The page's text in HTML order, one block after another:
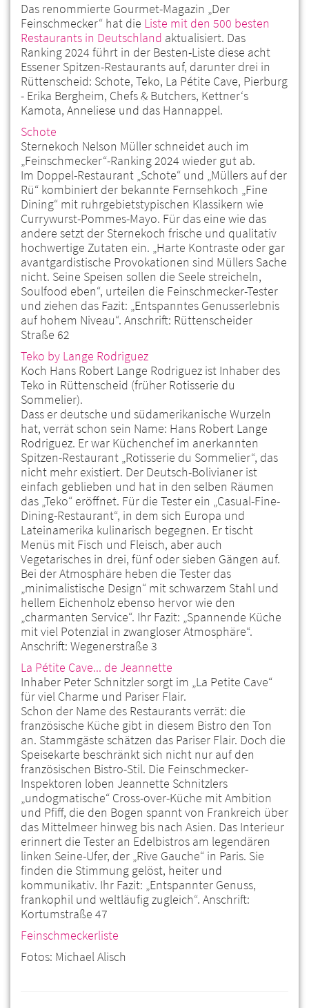
Das renommierte Gourmet-Magazin „Der
Feinschmecker“ hat die Liste mit den 500 besten
Restaurants in Deutschland aktualisiert. Das
Ranking 2024 führt in der Besten-Liste diese acht
Essener Spitzen-Restaurants auf, darunter drei in
Rüttenscheid: Schote, Teko, La Pétite Cave, Pierburg
- Erika Bergheim, Chefs & Butchers, Kettner‘s
Kamota, Anneliese und das Hannappel.
Schote
Sternekoch Nelson Müller schneidet auch im
„Feinschmecker“-Ranking 2024 wieder gut ab.
Im Doppel-Restaurant „Schote“ und „Müllers auf der
Rü“ kombiniert der bekannte Fernsehkoch „Fine
Dining“ mit ruhrgebietstypischen Klassikern wie
Currywurst-Pommes-Mayo. Für das eine wie das
andere setzt der Sternekoch frische und qualitativ
hochwertige Zutaten ein. „Harte Kontraste oder gar
avantgardistische Provokationen sind Müllers Sache
nicht. Seine Speisen sollen die Seele streicheln,
Soulfood eben“, urteilen die Feinschmecker-Tester
und ziehen das Fazit: „Entspanntes Genusserlebnis
auf hohem Niveau“. Anschrift: Rüttenscheider
Straße 62
Teko by Lange Rodriguez
Koch Hans Robert Lange Rodriguez ist Inhaber des
Teko in Rüttenscheid (früher Rotisserie du
Sommelier).
Dass er deutsche und südamerikanische Wurzeln
hat, verrät schon sein Name: Hans Robert Lange
Rodriguez. Er war Küchenchef im anerkannten
Spitzen-Restaurant „Rotisserie du Sommelier“, das
nicht mehr existiert. Der Deutsch-Bolivianer ist
einfach geblieben und hat in den selben Räumen
das „Teko“ eröffnet. Für die Tester ein „Casual-Fine-
Dining-Restaurant“, in dem sich Europa und
Lateinamerika kulinarisch begegnen. Er tischt
Menüs mit Fisch und Fleisch, aber auch
Vegetarisches in drei, fünf oder sieben Gängen auf.
Bei der Atmosphäre heben die Tester das
„minimalistische Design“ mit schwarzem Stahl und
hellem Eichenholz ebenso hervor wie den
„charmanten Service“. Ihr Fazit: „Spannende Küche
mit viel Potenzial in zwangloser Atmosphäre“.
Anschrift: Wegenerstraße 3
La Pétite Cave... de Jeannette
Inhaber Peter Schnitzler sorgt im „La Petite Cave“
für viel Charme und Pariser Flair.
Schon der Name des Restaurants verrät: die
französische Küche gibt in diesem Bistro den Ton
an. Stammgäste schätzen das Pariser Flair. Doch die
Speisekarte beschränkt sich nicht nur auf den
französischen Bistro-Stil. Die Feinschmecker-
Inspektoren loben Jeannette Schnitzlers
„undogmatische“ Cross-over-Küche mit Ambition
und Pfiff, die den Bogen spannt von Frankreich über
das Mittelmeer hinweg bis nach Asien. Das Interieur
erinnert die Tester an Edelbistros am legendären
linken Seine-Ufer, der „Rive Gauche“ in Paris. Sie
finden die Stimmung gelöst, heiter und
kommunikativ. Ihr Fazit: „Entspannter Genuss,
frankophil und weltläufig zugleich“. Anschrift:
Kortumstraße 47
Feinschmeckerliste
Fotos: Michael Alisch